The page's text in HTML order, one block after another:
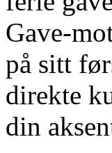
Gave-
på sitt
direkte
din